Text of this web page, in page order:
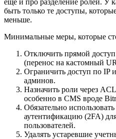
быть только те доступы,
меньше.
Минимальные меры, которые
Отключить прямой
(перенос на кастомный
Ограничить доступ по IP
админов.
Назначить роли через
особенно в CMS вроде
Обязательно
аутентификацию (2FA)
пользователей.
Удалять устаревшие